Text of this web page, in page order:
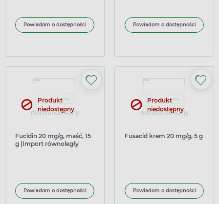
Powiadom o dostępności Powiadom o dostępności
nierefundowany
Produkt
niedostępny
Fucidin 20 mg/g, maść, 15
g (Import równoległy
Powiadom o dostępności
nierefundowany
Produkt
niedostępny
Fusacid krem 20 mg/g, 5 g
Powiadom o dostępności